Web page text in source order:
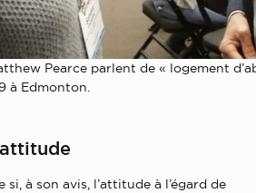
Pearce parlent de « logement
à Edmonton.
à son avis, l’attitude à l’égard de